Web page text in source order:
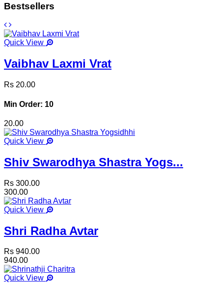
Bestsellers
Quick View
Vaibhav Laxmi Vrat
Rs 20.00
Min Order: 10
20.00
Quick View
Shiv Swarodhya Shastra Yogs...
Rs 300.00
300.00
Quick View
Shri Radha Avtar
Rs 940.00
940.00
Quick View